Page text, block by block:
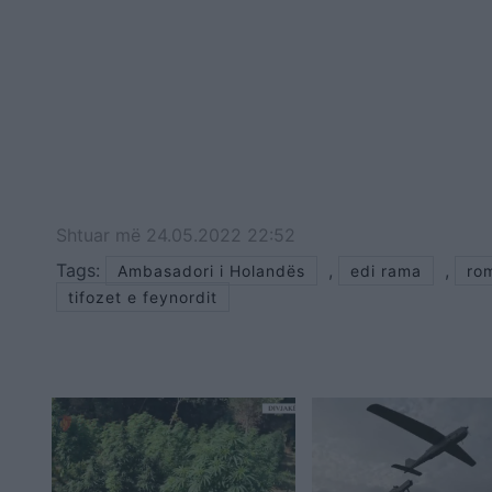
Shtuar më 24.05.2022 22:52
Tags:
Ambasadori i Holandës , edi rama ,
tifozet e feynordit